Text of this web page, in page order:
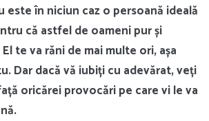
este în niciun caz o persoană ideală
că astfel de oameni pur și
te va răni de mai multe ori, așa
Dar dacă vă iubiți cu adevărat, veți
oricărei provocări pe care vi le va